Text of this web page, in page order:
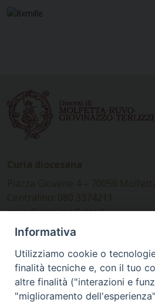
www.diocesimolfetta.it –
Ufficio Comunicazioni sociali
Piazza Giovene 4 – 70056
Informativa
Utilizziamo cookie o
finalità tecniche e, con il tuo
altre finalità ("interazioni e
"miglioramento